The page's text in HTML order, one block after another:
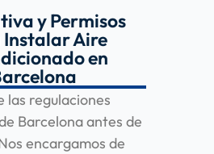
y Permisos
Aire
en
las regulaciones
Barcelona antes de
encargamos de